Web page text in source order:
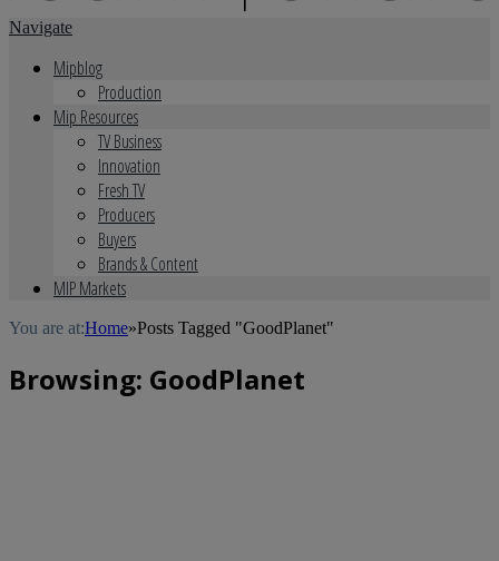
Navigate
Mipblog
Production
Mip Resources
TV Business
Innovation
Fresh TV
Producers
Buyers
Brands & Content
MIP Markets
You are at:Home»Posts Tagged "GoodPlanet"
Browsing: GoodPlanet